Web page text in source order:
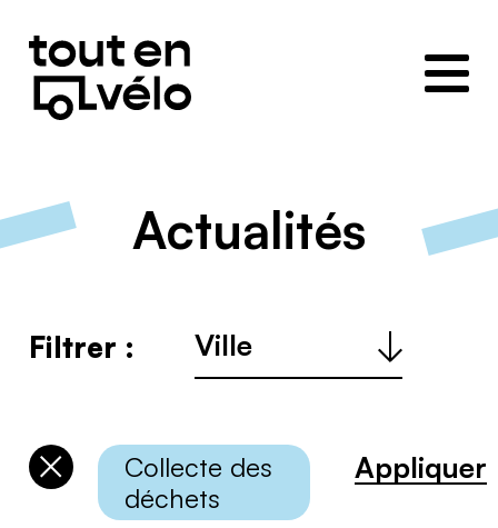
Toutenvélo
–
Coopératives
cyclologistique
Actualités
Filtrer :
Ville
:
Désélectionner
les
catégories
Collecte des
déchets
Appliquer